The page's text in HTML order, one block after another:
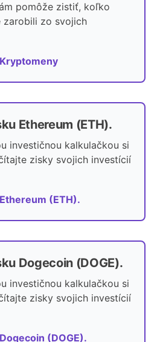
pomôže zistiť, koľko
zarobili zo svojich
Ethereum (ETH).
investičnou kalkulačkou si
zisky svojich investícií
(ETH).
Dogecoin (DOGE).
investičnou kalkulačkou si
zisky svojich investícií
(DOGE).